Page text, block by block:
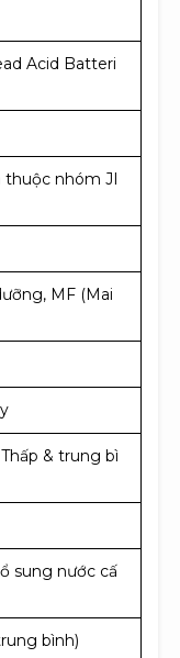
Acid Batteri
thuộc nhóm JI
MF (Mai
Thấp & trung bì
sung nước cấ
bình)